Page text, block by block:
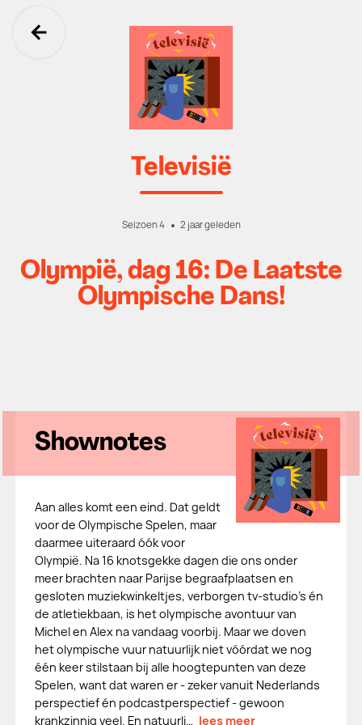
Ga terug
Televisië
Seizoen 4 2 jaar geleden
Olympië, dag 16: De Laatste
Olympische Dans!
Shownotes
Aan alles komt een eind. Dat geldt
voor de Olympische Spelen, maar
daarmee uiteraard óók voor
Olympië. Na 16 knotsgekke dagen die ons onder
meer brachten naar Parijse begraafplaatsen en
gesloten muziekwinkeltjes, verborgen tv-studio's én
de atletiekbaan, is het olympische avontuur van
Michel en Alex na vandaag voorbij. Maar we doven
het olympische vuur natuurlijk niet vóórdat we nog
één keer stilstaan bij alle hoogtepunten van deze
Spelen, want dat waren er - zeker vanuit Nederlands
perspectief én podcastperspectief - gewoon
krankzinnig veel. En natuurli… lees meer